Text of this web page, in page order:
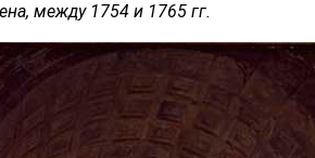
между 1754 и 1765 гг.